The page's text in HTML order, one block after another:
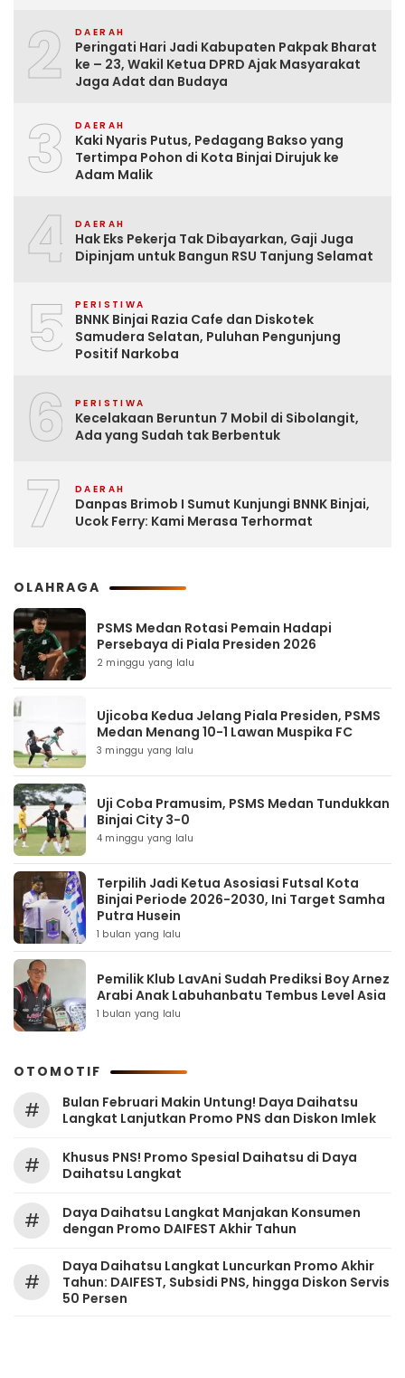
2 DAERAH
Peringati Hari Jadi Kabupaten Pakpak Bharat
ke – 23, Wakil Ketua DPRD Ajak Masyarakat
Jaga Adat dan Budaya
3 DAERAH
Kaki Nyaris Putus, Pedagang Bakso yang
Tertimpa Pohon di Kota Binjai Dirujuk ke
Adam Malik
4 DAERAH
Hak Eks Pekerja Tak Dibayarkan, Gaji Juga
Dipinjam untuk Bangun RSU Tanjung Selamat
5 PERISTIWA
BNNK Binjai Razia Cafe dan Diskotek
Samudera Selatan, Puluhan Pengunjung
Positif Narkoba
6 PERISTIWA
Kecelakaan Beruntun 7 Mobil di Sibolangit,
Ada yang Sudah tak Berbentuk
7 DAERAH
Danpas Brimob I Sumut Kunjungi BNNK Binjai,
Ucok Ferry: Kami Merasa Terhormat
OLAHRAGA
PSMS Medan Rotasi Pemain Hadapi
Persebaya di Piala Presiden 2026
2 minggu yang lalu
Ujicoba Kedua Jelang Piala Presiden, PSMS
Medan Menang 10-1 Lawan Muspika FC
3 minggu yang lalu
Uji Coba Pramusim, PSMS Medan Tundukkan
Binjai City 3-0
4 minggu yang lalu
Terpilih Jadi Ketua Asosiasi Futsal Kota
Binjai Periode 2026-2030, Ini Target Samha
Putra Husein
1 bulan yang lalu
Pemilik Klub LavAni Sudah Prediksi Boy Arnez
Arabi Anak Labuhanbatu Tembus Level Asia
1 bulan yang lalu
OTOMOTIF
#
Bulan Februari Makin Untung! Daya Daihatsu
Langkat Lanjutkan Promo PNS dan Diskon Imlek
#
Khusus PNS! Promo Spesial Daihatsu di Daya
Daihatsu Langkat
#
Daya Daihatsu Langkat Manjakan Konsumen
dengan Promo DAIFEST Akhir Tahun
#
Daya Daihatsu Langkat Luncurkan Promo Akhir
Tahun: DAIFEST, Subsidi PNS, hingga Diskon Servis
50 Persen